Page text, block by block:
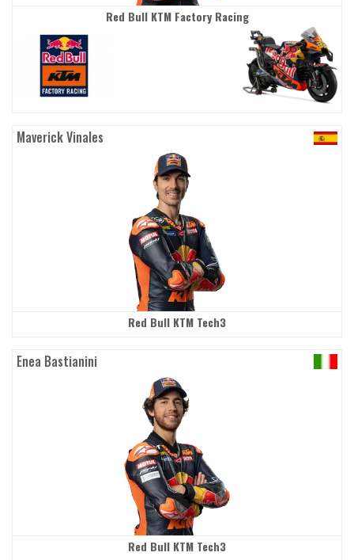
Red Bull KTM Factory Racing
Maverick Vinales
Red Bull KTM Tech3
Enea Bastianini
Red Bull KTM Tech3